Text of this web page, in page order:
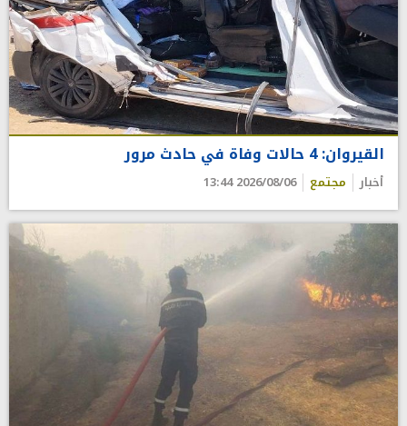
القيروان: 4 حالات وفاة في حادث مرور
أخبار مجتمع 2026/08/06 13:44